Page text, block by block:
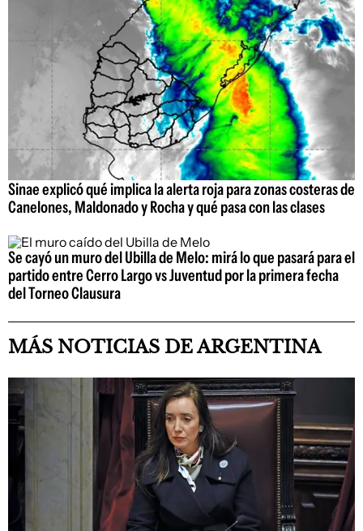
Sinae explicó qué implica la alerta roja para zonas costeras de
Canelones, Maldonado y Rocha y qué pasa con las clases
Se cayó un muro del Ubilla de Melo: mirá lo que pasará para el
partido entre Cerro Largo vs Juventud por la primera fecha
del Torneo Clausura
MÁS NOTICIAS DE ARGENTINA